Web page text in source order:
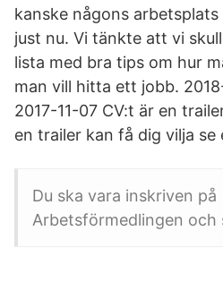
kanske någons
just nu. Vi tänkte att vi
lista med bra tips om hur
man vill hitta ett jobb.
2017-11-07 CV:t är en
en trailer kan få dig vilja se
Du ska vara inskriven på
Arbetsförmedlingen och